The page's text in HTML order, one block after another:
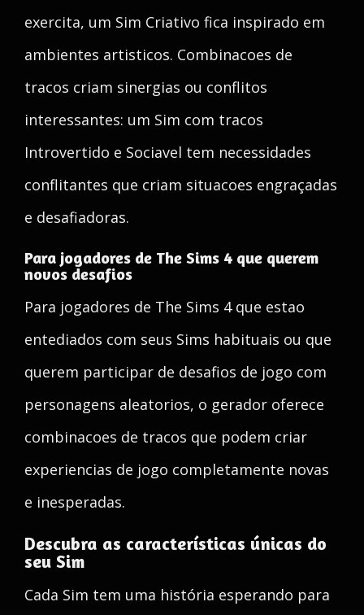
exercita, um Sim Criativo fica inspirado em
ambientes artisticos. Combinacoes de
tracos criam sinergias ou conflitos
interessantes: um Sim com tracos
Introvertido e Sociavel tem necessidades
conflitantes que criam situacoes engraçadas
e desafiadoras.
Para jogadores de The Sims 4 que querem
novos desafios
Para jogadores de The Sims 4 que estao
entediados com seus Sims habituais ou que
querem participar de desafios de jogo com
personagens aleatorios, o gerador oferece
combinacoes de tracos que podem criar
experiencias de jogo completamente novas
e inesperadas.
Descubra as características únicas do
seu Sim
Cada Sim tem uma história esperando para